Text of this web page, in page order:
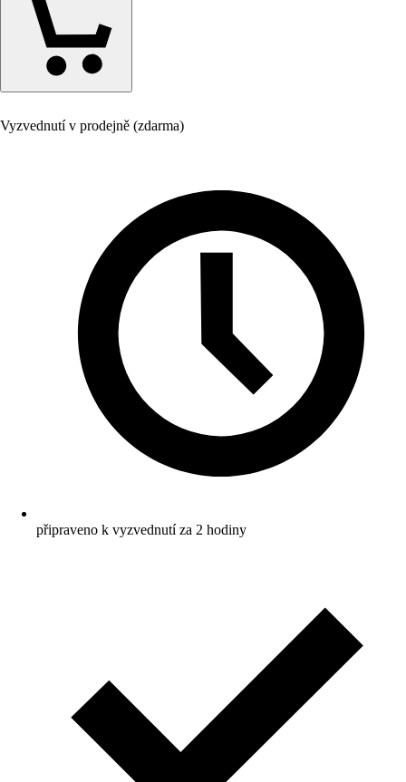
Vyzvednutí v prodejně (zdarma)
připraveno k vyzvednutí za 2 hodiny